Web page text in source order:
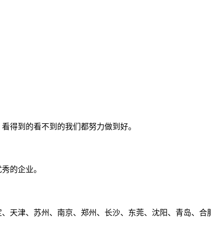
得到的看不到的我们都努力做到好。
的企业。
天津、苏州、南京、郑州、长沙、东莞、沈阳、青岛、合